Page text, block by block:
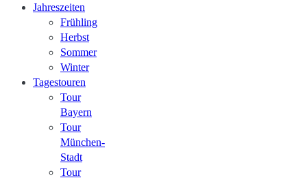
Jahreszeiten
Frühling
Herbst
Sommer
Winter
Tagestouren
Tour
Bayern
Tour
München-
Stadt
Tour